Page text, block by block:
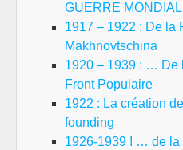
GUERRE
1917 – 1922 : De la
Makhnovtschina
1920 – 1939 : … De
Front Populaire
1922 : La création
founding
1926-1939 ! … de la